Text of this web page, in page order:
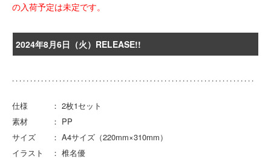
の入荷予定は未定です。
2024年8月6日（火）RELEASE!!
仕様 ： 2枚1セット
素材 ： PP
サイズ ： A4サイズ（220mm×310mm）
イラスト ： 椎名優